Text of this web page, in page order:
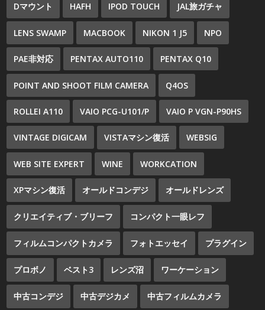
Dマウント HAFH IPOD TOUCH JAL旅ガチャ
LENS SWAMP MACBOOK NIKON 1 J5 NPO
PAE非対応 PENTAX AUTO110 PENTAX Q10
POINT AND SHOOT FILM CAMERA Q4OS
ROLLEI A110 VAIO PCG-U101/P VAIO P VGN-P90HS
VINTAGE DIGICAM VISTAマシン復活 WEBSIG
WEB SITE EXPERT WINE WORKCATION
XPマシン復活 オールドコンデジ オールドレンズ
クリエイティブ・ブリーフ コンパクト一眼レフ
フィルムコンパクトカメラ フォトエッセイ プラグイン
プロボノ ベスト3 レンズ沼 ワーケーション
中古コンデジ 中古デジカメ 中古フィルムカメラ